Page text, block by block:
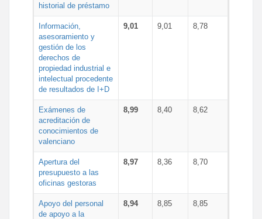
historial de préstamo
Información,
asesoramiento y
gestión de los
derechos de
propiedad industrial e
intelectual procedente
de resultados de I+D
9,01 9,01 8,78
Exámenes de
acreditación de
conocimientos de
valenciano
8,99 8,40 8,62
Apertura del
presupuesto a las
oficinas gestoras
8,97 8,36 8,70
Apoyo del personal
de apoyo a la
8,94 8,85 8,85